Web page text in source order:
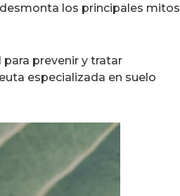
desmonta los principales mitos
para prevenir y tratar
especializada en suelo